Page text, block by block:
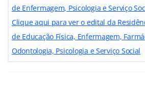
de Enfermagem, Psicologia e Serviço
Clique aqui para ver o edital da
de Educação Física, Enfermagem,
Odontologia, Psicologia e Serviço Social